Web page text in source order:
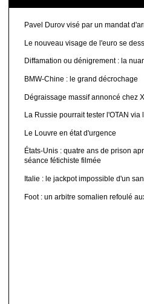
Pavel Durov visé par un mandat
Le nouveau visage de l'euro se
Diffamation ou dénigrement : la
BMW-Chine : le grand décrochage
Dégraissage massif annoncé chez
La Russie pourrait tester l'OTAN via
Le Louvre en état d'urgence
États-Unis : quatre ans de prison
séance fétichiste filmée
Italie : le jackpot impossible d'un
Foot : un arbitre somalien refoulé